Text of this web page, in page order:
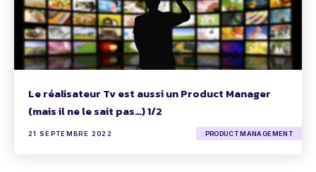
Le réalisateur Tv est aussi un Product Manager
(mais il ne le sait pas…) 1/2
21 SEPTEMBRE 2022 PRODUCT MANAGEMENT